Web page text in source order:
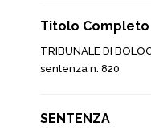
Titolo Completo
TRIBUNALE DI
sentenza n. 820
SENTENZA